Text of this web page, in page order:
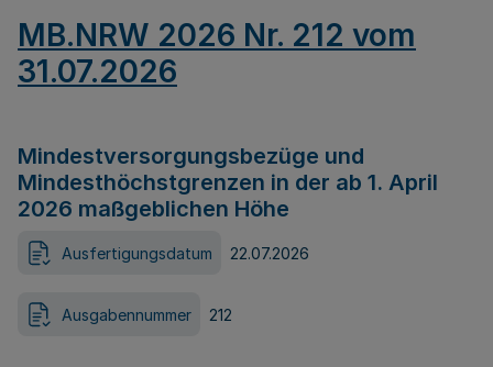
MB.NRW 2026 Nr. 212 vom
31.07.2026
Mindestversorgungsbezüge und
Mindesthöchstgrenzen in der ab 1. April
2026 maßgeblichen Höhe
Ausfertigungsdatum 22.07.2026
Ausgabennummer 212